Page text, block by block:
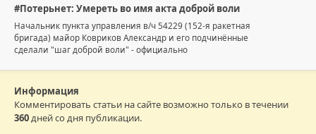
#Потерьнет: Умереть во имя акта доброй воли
Начальник пункта управления в/ч 54229 (152-я ракетная
бригада) майор Ковриков Александр и его подчинённые
сделали "шаг доброй воли" - официально
Информация
Комментировать статьи на сайте возможно только в течении
360дней со дня публикации.